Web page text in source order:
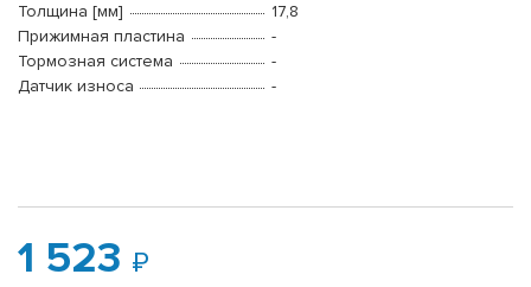
Толщина [мм]
17,8
Прижимная пластина
-
Тормозная система
-
Датчик износа
-
1 523